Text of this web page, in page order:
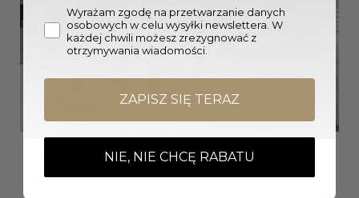
Wyprzedany
ŚWIECZNIK metalowo-
szklany ze złotym
wykończeniem art deco
141,00zł – 186,00złZakres
Wyprzedany
KOMPLET POŚCIELI 160×200
cm makosatyna biała wzór 1
269,90
Wyrażam zgodę na przetwarzanie danych
osobowych w celu wysyłki newslettera. W
każdej chwili możesz zrezygnować z
otrzymywania wiadomości.
ZAPISZ SIĘ TERAZ
NIE, NIE CHCĘ RABATU